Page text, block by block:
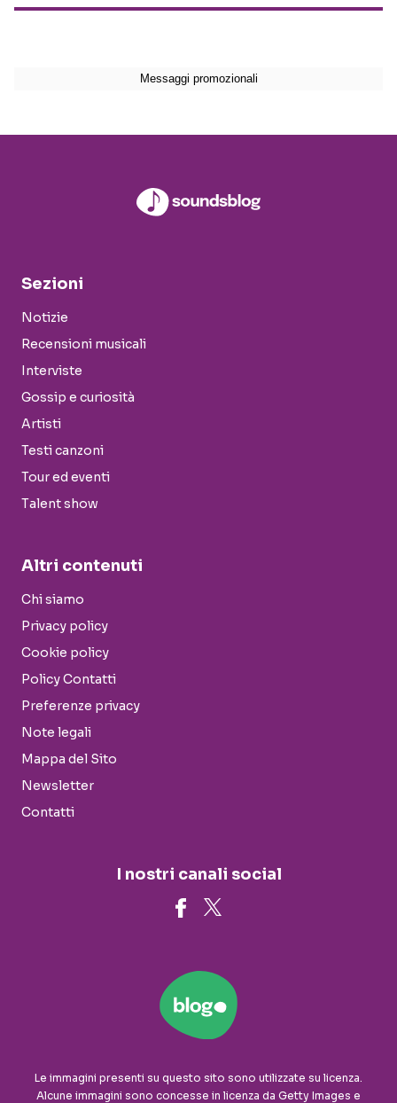
Sezioni
Notizie
Recensioni musicali
Interviste
Gossip e curiosità
Artisti
Testi canzoni
Tour ed eventi
Talent show
Altri contenuti
Chi siamo
Privacy policy
Cookie policy
Policy Contatti
Preferenze privacy
Note legali
Mappa del Sito
Newsletter
Contatti
I nostri canali social
Le immagini presenti su questo sito sono utilizzate su licenza.
Alcune immagini sono concesse in licenza da Getty Images e